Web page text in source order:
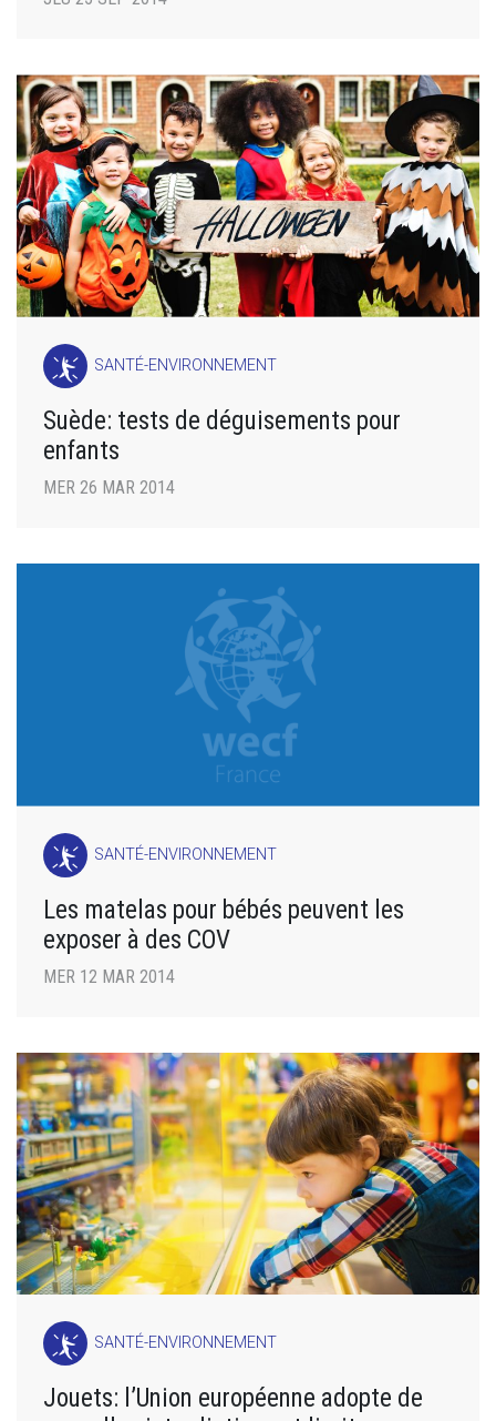
SANTÉ-ENVIRONNEMENT
Suède: tests de déguisements pour
enfants
MER 26 MAR 2014
SANTÉ-ENVIRONNEMENT
Les matelas pour bébés peuvent les
exposer à des COV
MER 12 MAR 2014
SANTÉ-ENVIRONNEMENT
Jouets: l’Union européenne adopte de